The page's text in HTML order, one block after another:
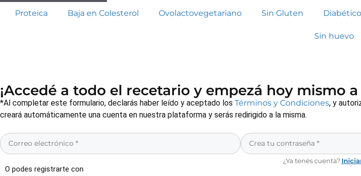
Proteica Baja en Colesterol Ovolactovegetariano Sin Gluten Diabético
Sin huevo
¡Accedé a todo el recetario y empezá hoy mismo
*Al completar este formulario, declarás haber leído y aceptado los Términos y Condiciones, y
creará automáticamente una cuenta en nuestra plataforma y serás redirigido a la misma.
¿Ya tenés cuenta?
O podes registrarte con